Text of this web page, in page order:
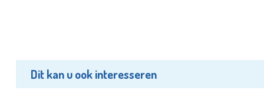
Dit kan u ook interesseren